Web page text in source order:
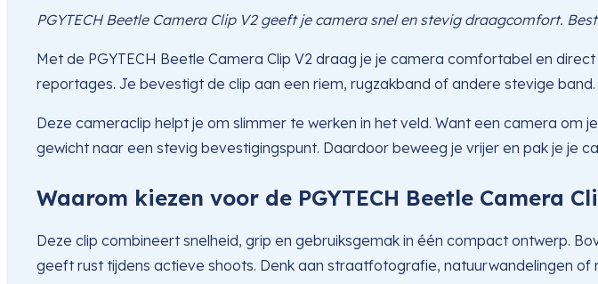
PGYTECH Beetle Camera Clip V2 geeft je camera snel en stevig draagcomfort.
Met de PGYTECH Beetle Camera Clip V2 draag je je camera comfortabel en
reportages. Je bevestigt de clip aan een riem, rugzakband of andere stevige
Deze cameraclip helpt je om slimmer te werken in het veld. Want een camera om
gewicht naar een stevig bevestigingspunt. Daardoor beweeg je vrijer en pak je je
Waarom kiezen voor de PGYTECH Beetle Camera
Deze clip combineert snelheid, grip en gebruiksgemak in één compact ontwerp.
geeft rust tijdens actieve shoots. Denk aan straatfotografie, natuurwandelingen of